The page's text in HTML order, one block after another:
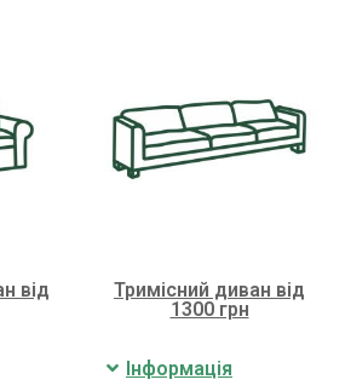
від
Тримісний диван від
1300 грн
Інформація